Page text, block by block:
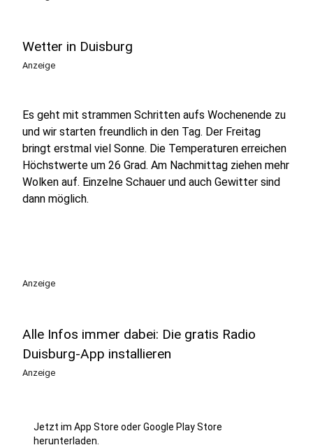
Wetter in Duisburg
Anzeige
Es geht mit strammen Schritten aufs Wochenende zu
und wir starten freundlich in den Tag. Der Freitag
bringt erstmal viel Sonne. Die Temperaturen erreichen
Höchstwerte um 26 Grad. Am Nachmittag ziehen mehr
Wolken auf. Einzelne Schauer und auch Gewitter sind
dann möglich.
Anzeige
Alle Infos immer dabei: Die gratis Radio
Duisburg-App installieren
Anzeige
Jetzt im App Store oder Google Play Store
herunterladen.